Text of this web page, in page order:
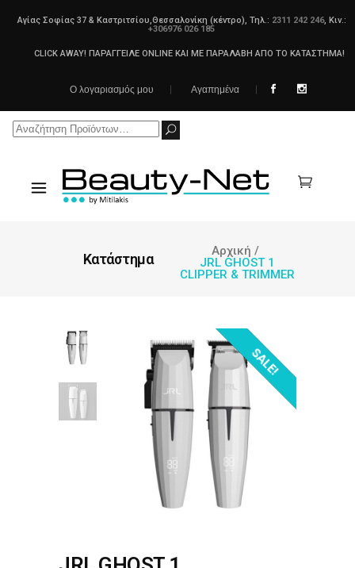
Αγίας Σοφίας 37 & Καστριτσίου,Θεσσαλονίκη (κέντρο), Τηλ.: 2311 242 246, Κιν.:
+306976 026 185
CLICK AWAY! ΠΑΡΑΓΓΕΙΛΕ ONLINE ΚΑΙ ΜΕ ΠΑΡΑΛΑΒΗ ΑΠΟ ΤΟ ΚΑΤΑΣΤΗΜΑ!
Ο λογαριασμός μου Αγαπημένα
Search
Κατάστημα Αρχική /
JRL GHOST 1
CLIPPER & TRIMMER
OUT OF STOCK!
SALE!